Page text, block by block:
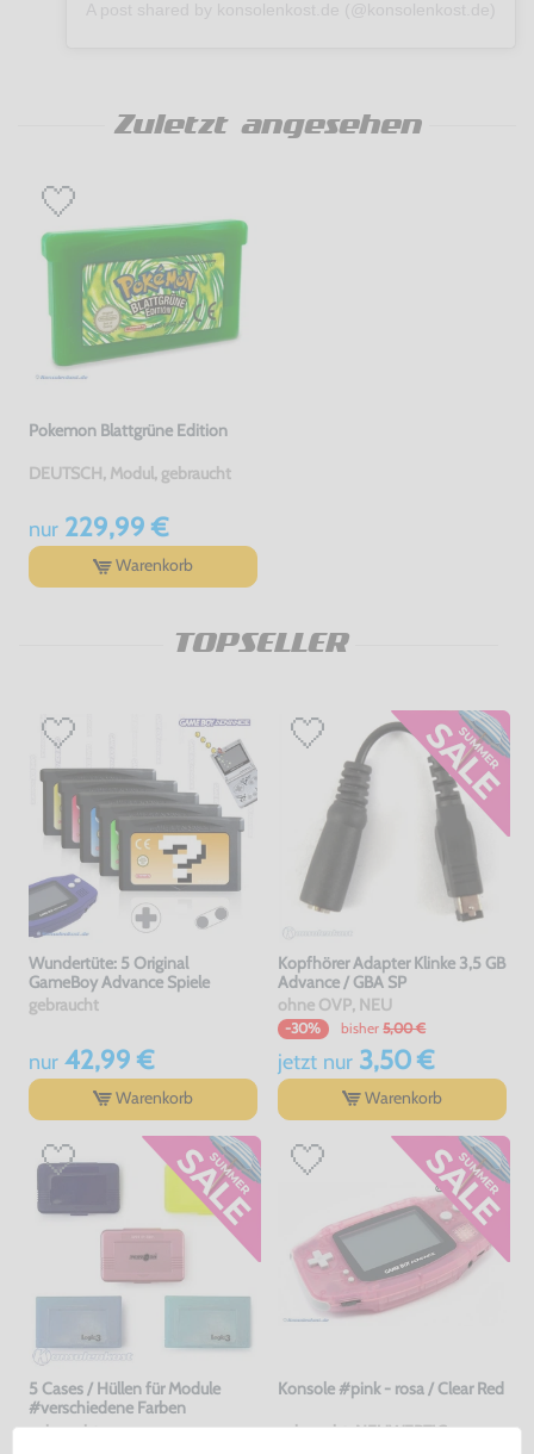
Zuletzt angesehen
Pokemon Blattgrüne Edition
DEUTSCH, Modul, gebraucht
nur229,99 €
Warenkorb
TOPSELLER
Wundertüte: 5 Original
GameBoy Advance Spiele
gebraucht
nur42,99 €
Warenkorb
Kopfhörer Adapter Klinke 3,5 GB
Advance / GBA SP
ohne OVP, NEU
-30% bisher 5,00 €
jetzt nur3,50 €
Warenkorb
5 Cases / Hüllen für Module
#verschiedene Farben
gebraucht
Konsole #pink - rosa / Clear Red
gebraucht, NEUWERTIG